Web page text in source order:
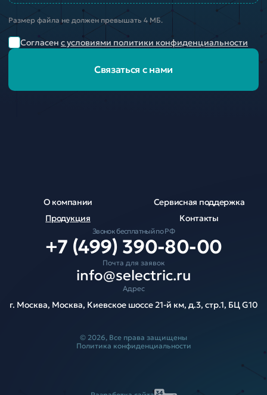
Размер файла не должен превышать 4 МБ.
Согласен с условиями политики конфиденциальности
Связаться с нами
О компании
Продукция
Сервисная поддержка
Контакты
Звонок бесплатный по РФ
+7 (499) 390-80-00
Почта для заявок
info@selectric.ru
Адрес
г. Москва, Москва, Киевское шоссе 21-й км, д.3, стр.1, БЦ G10
© 2026, Все права защищены
Политика конфиденциальности